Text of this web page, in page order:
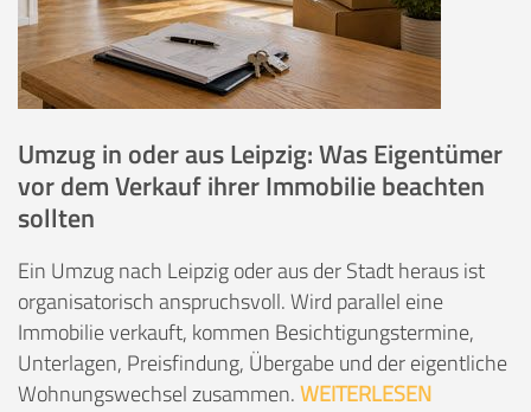
Umzug in oder aus Leipzig: Was Eigentümer
vor dem Verkauf ihrer Immobilie beachten
sollten
Ein Umzug nach Leipzig oder aus der Stadt heraus ist
organisatorisch anspruchsvoll. Wird parallel eine
Immobilie verkauft, kommen Besichtigungstermine,
Unterlagen, Preisfindung, Übergabe und der eigentliche
Wohnungswechsel zusammen.WEITERLESEN